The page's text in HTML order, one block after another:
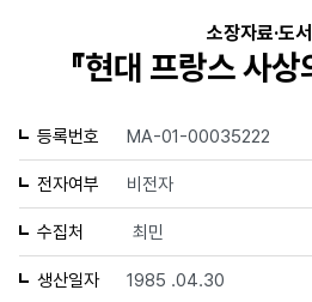
소장자료·도
『현대 프랑스 사상
등록번호 MA-01-00035222
전자여부 비전자
수집처 최민
생산일자 1985 .04.30